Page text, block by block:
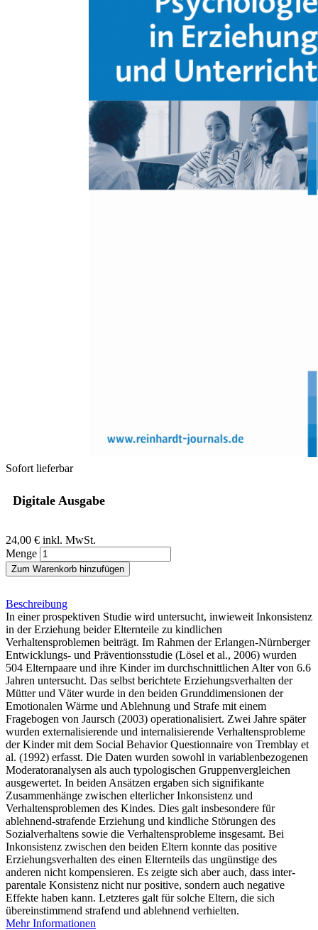
Verhaltensprobleme des Kindes
Sofort lieferbar
Digitale Ausgabe
24,00 € inkl. MwSt.
Menge
Zum Warenkorb hinzufügen
Beschreibung
In einer prospektiven Studie wird untersucht, inwieweit Inkonsistenz
in der Erziehung beider Elternteile zu kindlichen
Verhaltensproblemen beiträgt. Im Rahmen der Erlangen-Nürnberger
Entwicklungs- und Präventionsstudie (Lösel et al., 2006) wurden
504 Elternpaare und ihre Kinder im durchschnittlichen Alter von 6.6
Jahren untersucht. Das selbst berichtete Erziehungsverhalten der
Mütter und Väter wurde in den beiden Grunddimensionen der
Emotionalen Wärme und Ablehnung und Strafe mit einem
Fragebogen von Jaursch (2003) operationalisiert. Zwei Jahre später
wurden externalisierende und internalisierende Verhaltensprobleme
der Kinder mit dem Social Behavior Questionnaire von Tremblay et
al. (1992) erfasst. Die Daten wurden sowohl in variablenbezogenen
Moderatoranalysen als auch typologischen Gruppenvergleichen
ausgewertet. In beiden Ansätzen ergaben sich signifikante
Zusammenhänge zwischen elterlicher Inkonsistenz und
Verhaltensproblemen des Kindes. Dies galt insbesondere für
ablehnend-strafende Erziehung und kindliche Störungen des
Sozialverhaltens sowie die Verhaltensprobleme insgesamt. Bei
Inkonsistenz zwischen den beiden Eltern konnte das positive
Erziehungsverhalten des einen Elternteils das ungünstige des
anderen nicht kompensieren. Es zeigte sich aber auch, dass inter-
parentale Konsistenz nicht nur positive, sondern auch negative
Effekte haben kann. Letzteres galt für solche Eltern, die sich
übereinstimmend strafend und ablehnend verhielten.
Mehr Informationen